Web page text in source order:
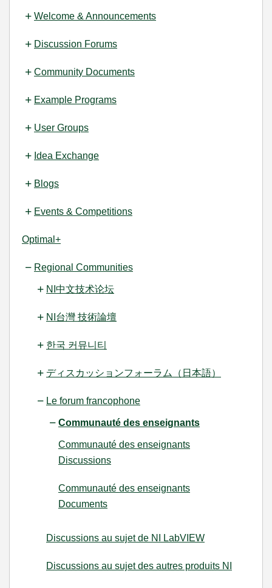
Welcome & Announcements
Discussion Forums
Community Documents
Example Programs
User Groups
Idea Exchange
Blogs
Events & Competitions
Optimal+
Regional Communities
NI中文技术论坛
NI台灣 技術論壇
한국 커뮤니티
ディスカッションフォーラム（日本語）
Le forum francophone
Communauté des enseignants
Communauté des enseignants
Discussions
Communauté des enseignants
Documents
Discussions au sujet de NI LabVIEW
Discussions au sujet des autres produits NI